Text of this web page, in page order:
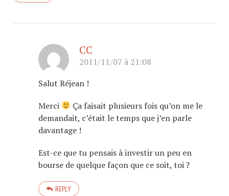
CC
2011/11/07 à 21:08
Salut Réjean !
Merci
Ça faisait plusieurs fois qu’on me le
demandait, c’était le temps que j’en parle
davantage !
Est-ce que tu pensais à investir un peu en
bourse de quelque façon que ce soit, toi ?
REPLY